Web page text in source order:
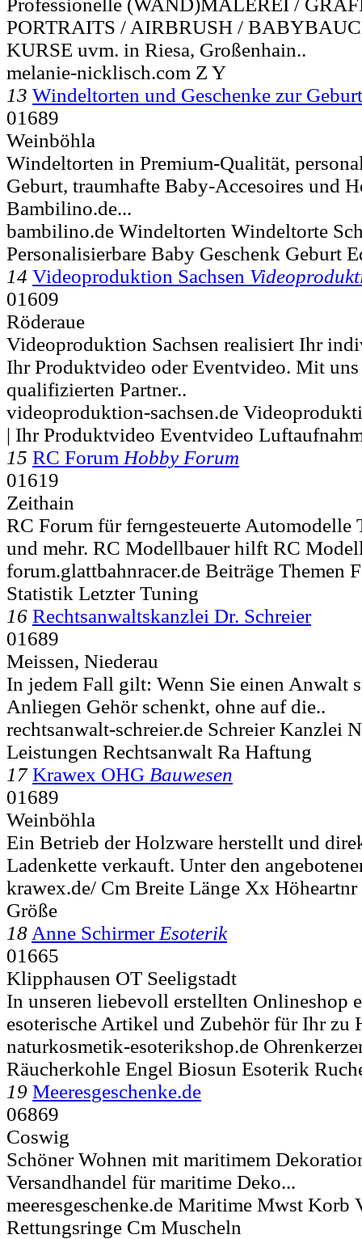
PORTRAITS / AIRBRUSH /
KURSE uvm. in Riesa, Großenhain..
melanie-nicklisch.com Z Y
13 Windeltorten und Geschenke zur Geburt
01689
Weinböhla
Windeltorten in Premium-Qualität,
Geburt, traumhafte Baby-Accesoires und
Bambilino.de...
bambilino.de Windeltorten Windeltorte
Personalisierbare Baby Geschenk Geburt
14 Videoproduktion Sachsen
01609
Röderaue
Videoproduktion Sachsen realisiert Ihr
Ihr Produktvideo oder Eventvideo. Mit uns
qualifizierten Partner..
videoproduktion-sachsen.de
| Ihr Produktvideo Eventvideo
15 RC Forum Hobby Forum
01619
Zeithain
RC Forum für ferngesteuerte Automodelle
und mehr. RC Modellbauer hilft RC
forum.glattbahnracer.de Beiträge Themen
Statistik Letzter Tuning
16 Rechtsanwaltskanzlei Dr. Schreier
01689
Meissen, Niederau
In jedem Fall gilt: Wenn Sie einen Anwalt
Anliegen Gehör schenkt, ohne auf die..
rechtsanwalt-schreier.de Schreier Kanzlei
Leistungen Rechtsanwalt Ra Haftung
17 Krawex OHG Bauwesen
01689
Weinböhla
Ein Betrieb der Holzware herstellt und
Ladenkette verkauft. Unter den
krawex.de/ Cm Breite Länge Xx
Größe
18 Anne Schirmer Esoterik
01665
Klipphausen OT Seeligstadt
In unseren liebevoll erstellten Onlineshop
esoterische Artikel und Zubehör für Ihr zu
naturkosmetik-esoterikshop.de
Räucherkohle Engel Biosun Esoterik
19 Meeresgeschenke.de
06869
Coswig
Schöner Wohnen mit maritimem
Versandhandel für maritime Deko...
meeresgeschenke.de Maritime Mwst Korb
Rettungsringe Cm Muscheln